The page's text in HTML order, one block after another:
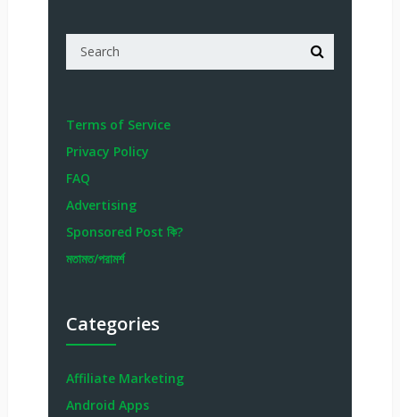
Terms of Service
Privacy Policy
FAQ
Advertising
Sponsored Post কি?
মতামত/পরামর্শ
Categories
Affiliate Marketing
Android Apps